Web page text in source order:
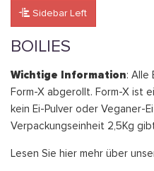
Sidebar Left
BOILIES
Wichtige Information: Alle
Form-X abgerollt. Form-X ist
kein Ei-Pulver oder Veganer-
Verpackungseinheit 2,5Kg
Lesen Sie hier mehr über